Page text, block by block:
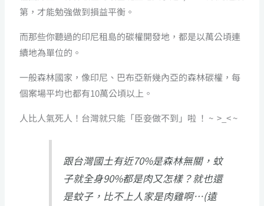
第，才能勉強做到損益平衡。
而那些你聽過的印尼租島的碳權開發地，都是以萬公頃連
續地為單位的。
一般森林國家，像印尼、巴布亞新幾內亞的森林碳權，每
個案場平均也都有10萬公頃以上。
人比人氣死人！台灣就只能「臣妾做不到」啦 ！ ~ >_< ~
跟台灣國土有近70%是森林無關，蚊
子就全身90%都是肉又怎樣？就也還
是蚊子，比不上人家是肉雞啊…(遠